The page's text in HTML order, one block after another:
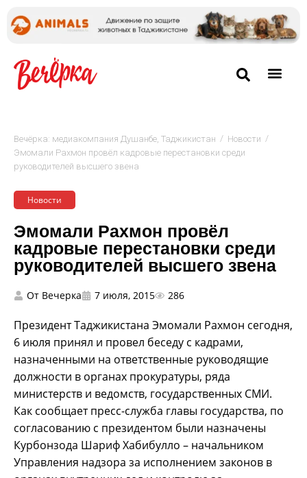
Вечёрка: медиакомпания Душанбе, Таджикистан / Новости /
Эмомали Рахмон провёл кадровые перестановки среди
руководителей высшего звена
Новости
Эмомали Рахмон провёл
кадровые перестановки среди
руководителей высшего звена
От Вечерка 7 июля, 2015 286
Президент Таджикистана Эмомали Рахмон сегодня,
6 июля принял и провел беседу с кадрами,
назначенными на ответственные руководящие
должности в органах прокуратуры, ряда
министерств и ведомств, государственных СМИ.
Как сообщает пресс-служба главы государства, по
согласованию с президентом были назначены
Курбонзода Шариф Хабибулло – начальником
Управления надзора за исполнением законов в